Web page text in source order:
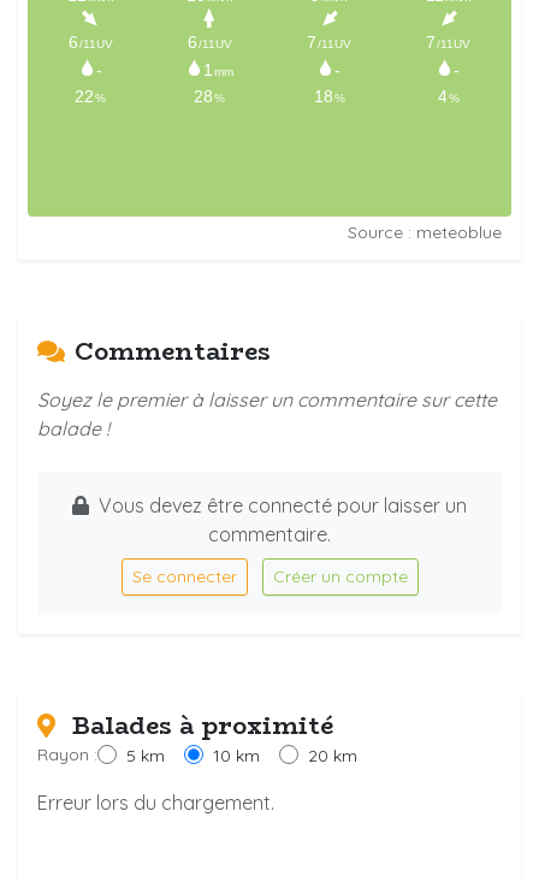
Source : meteoblue
Commentaires
Soyez le premier à laisser un commentaire sur cette
balade !
Vous devez être connecté pour laisser un
commentaire.
Se connecter Créer un compte
Balades à proximité
Rayon : 5 km 10 km 20 km
Erreur lors du chargement.